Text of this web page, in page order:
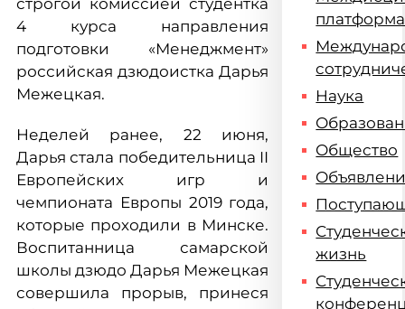
строгой комиссией студентка
4 курса направления
подготовки «Менеджмент»
российская дзюдоистка Дарья
Межецкая.
Неделей ранее, 22 июня,
Дарья стала победительница II
Европейских игр и
чемпионата Европы 2019 года,
которые проходили в Минске.
Воспитанница самарской
школы дзюдо Дарья Межецкая
совершила прорыв, принеся
платформа
Наука
Общество
жизнь